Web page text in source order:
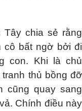
chia sẻ rằng
cô bất ngờ bởi đi
con. Khi là chủ
thủ bồng đỡ
cũng quay sang
Chính điều này